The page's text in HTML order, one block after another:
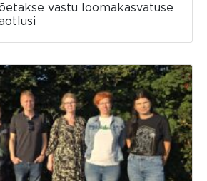
vastu loomakasvatuse